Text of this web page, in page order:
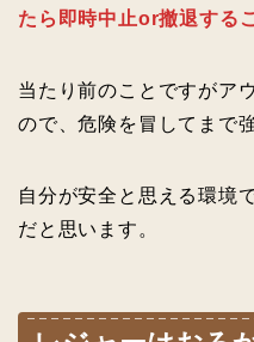
たら即時中止or撤退する
当たり前のことですがア
ので、危険を冒してまで
自分が安全と思える環境
だと思います。